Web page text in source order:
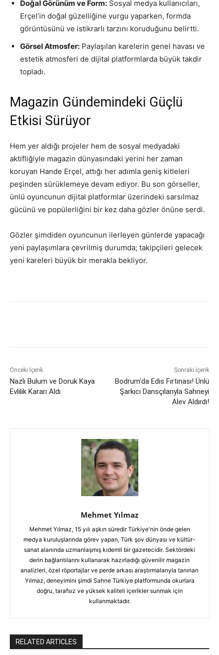
Doğal Görünüm ve Form: Sosyal medya kullanıcıları,
Erçel’in doğal güzelliğine vurgu yaparken, formda
görüntüsünü ve istikrarlı tarzını koruduğunu belirtti.
Görsel Atmosfer: Paylaşılan karelerin genel havası ve
estetik atmosferi de dijital platformlarda büyük takdir
topladı.
Magazin Gündemindeki Güçlü
Etkisi Sürüyor
Hem yer aldığı projeler hem de sosyal medyadaki
aktifliğiyle magazin dünyasındaki yerini her zaman
koruyan Hande Erçel, attığı her adımla geniş kitleleri
peşinden sürüklemeye devam ediyor. Bu son görseller,
ünlü oyuncunun dijital platformlar üzerindeki sarsılmaz
gücünü ve popülerliğini bir kez daha gözler önüne serdi.
Gözler şimdiden oyuncunun ilerleyen günlerde yapacağı
yeni paylaşımlara çevrilmiş durumda; takipçileri gelecek
yeni kareleri büyük bir merakla bekliyor.
Önceki İçerik
Nazlı Bulum ve Doruk Kaya
Evlilik Kararı Aldı
Sonraki İçerik
Bodrum’da Edis Fırtınası! Ünlü
Şarkıcı Dansçılarıyla Sahneyi
Alev Aldırdı!
Mehmet Yılmaz
Mehmet Yılmaz, 15 yılı aşkın süredir Türkiye'nin önde gelen
medya kuruluşlarında görev yapan, Türk şov dünyası ve kültür-
sanat alanında uzmanlaşmış kıdemli bir gazetecidir. Sektördeki
derin bağlantılarını kullanarak hazırladığı güvenilir magazin
analizleri, özel röportajlar ve perde arkası araştırmalarıyla tanınan
Yılmaz, deneyimini şimdi Sahne Türkiye platformunda okurlara
doğru, tarafsız ve yüksek kaliteli içerikler sunmak için
kullanmaktadır.
RELATED ARTICLES